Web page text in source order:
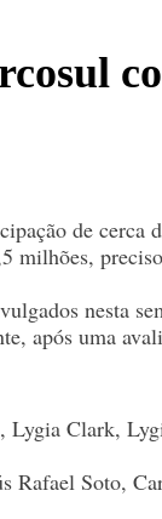
de cerca
milhões,
nesta
após uma
Lygia Clark,
Rafael Soto,